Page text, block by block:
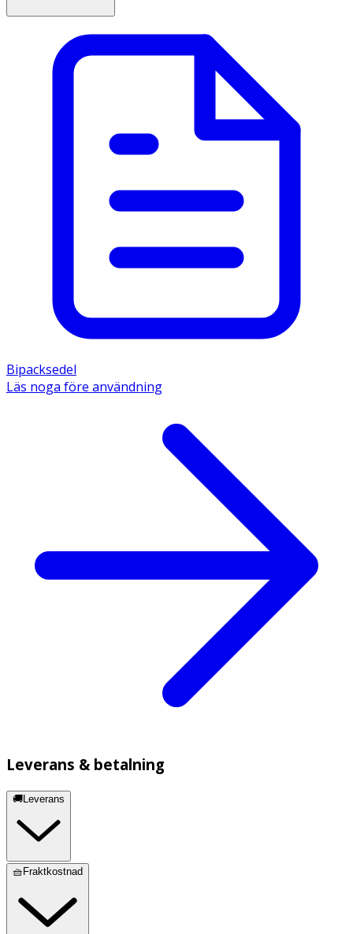
Bipacksedel
Läs noga före användning
Leverans & betalning
🚚Leverans
🧺Fraktkostnad